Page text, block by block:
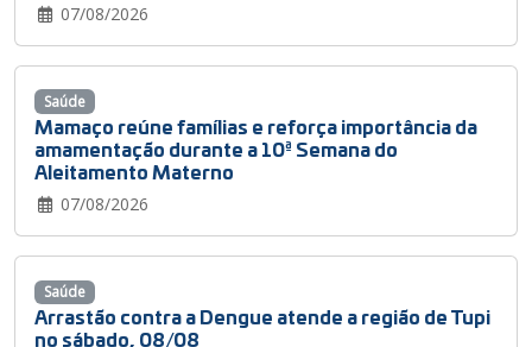
07/08/2026
Mamaço reúne famílias e reforça importância da
amamentação durante a 10ª Semana do
Aleitamento Materno
07/08/2026
Saúde
Arrastão contra a Dengue atende a região de Tupi
no sábado, 08/08
Saúde